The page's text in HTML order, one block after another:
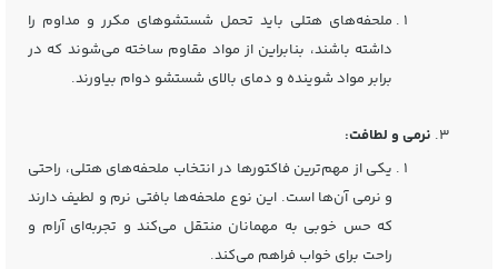
ملحفه‌های هتلی باید تحمل شستشوهای مکرر و مداوم را
داشته باشند، بنابراین از مواد مقاوم ساخته می‌شوند که در
برابر مواد شوینده و دمای بالای شستشو دوام بیاورند.
نرمی و لطافت:
یکی از مهم‌ترین فاکتورها در انتخاب ملحفه‌های هتلی، راحتی
و نرمی آن‌ها است. این نوع ملحفه‌ها بافتی نرم و لطیف دارند
که حس خوبی به مهمانان منتقل می‌کند و تجربه‌ای آرام و
راحت برای خواب فراهم می‌کند.